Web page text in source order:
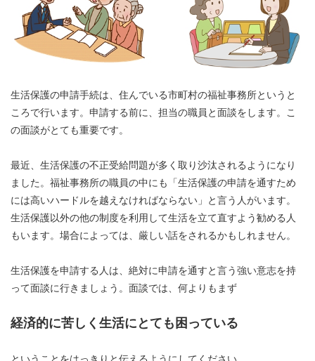
生活保護の申請手続は、住んでいる市町村の福祉事務所というと
ころで行います。申請する前に、担当の職員と面談をします。こ
の面談がとても重要です。
最近、生活保護の不正受給問題が多く取り沙汰されるようになり
ました。福祉事務所の職員の中にも「生活保護の申請を通すため
には高いハードルを越えなければならない」と言う人がいます。
生活保護以外の他の制度を利用して生活を立て直すよう勧める人
もいます。場合によっては、厳しい話をされるかもしれません。
生活保護を申請する人は、絶対に申請を通すと言う強い意志を持
って面談に行きましょう。面談では、何よりもまず
経済的に苦しく生活にとても困っている